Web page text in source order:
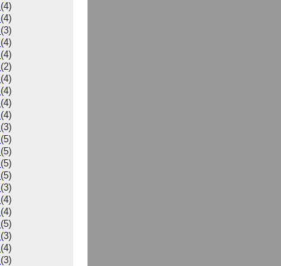
(4)
(4)
(3)
(4)
(4)
(2)
(4)
(4)
(4)
(4)
(3)
(5)
(5)
(5)
(5)
(3)
(4)
(4)
(5)
(3)
(4)
(3)